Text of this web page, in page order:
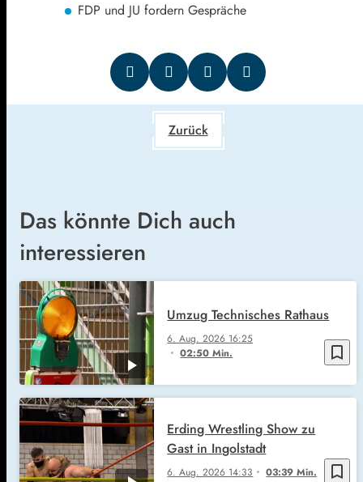
FDP und JU fordern Gespräche
Zurück
Das könnte Dich auch
interessieren
bookmark_border
6. Aug. 2026 16:25
02:50 Min.
Umzug Technisches Rathaus
bookmark_border
6. Aug. 2026 14:33 03:39 Min.
Erding Wrestling Show zu
Gast in Ingolstadt